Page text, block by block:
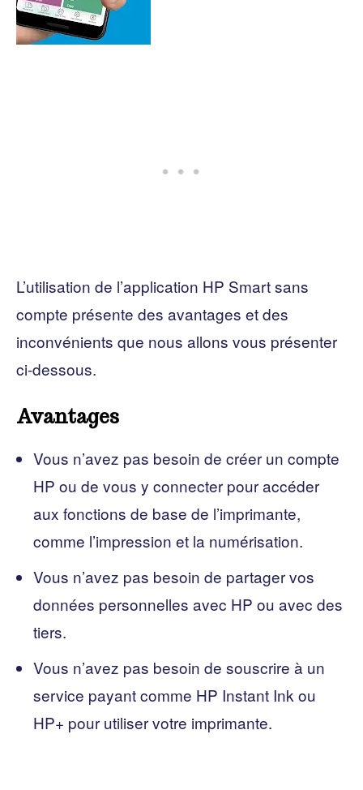
L’utilisation de l’application HP Smart sans
compte présente des avantages et des
inconvénients que nous allons vous présenter
ci-dessous.
Avantages
Vous n’avez pas besoin de créer un compte
HP ou de vous y connecter pour accéder
aux fonctions de base de l’imprimante,
comme l’impression et la numérisation.
Vous n’avez pas besoin de partager vos
données personnelles avec HP ou avec des
tiers.
Vous n’avez pas besoin de souscrire à un
service payant comme HP Instant Ink ou
HP+ pour utiliser votre imprimante.